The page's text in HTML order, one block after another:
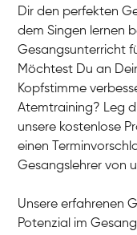
Dir den perfekten
dem Singen lernen
Gesangsunterricht
Möchtest Du an
Kopfstimme
Atemtraining? Leg
unsere kostenlose
einen
Gesangslehrer von
Unsere erfahrenen
Potenzial im